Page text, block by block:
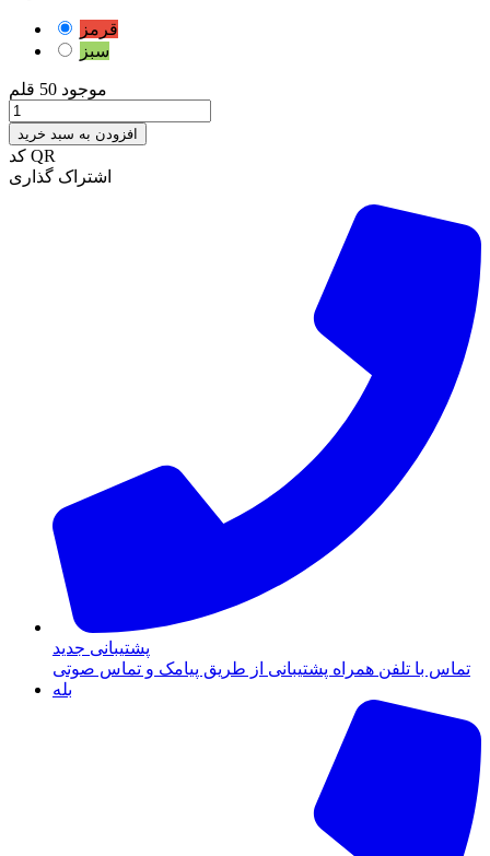
قرمز
سبز
موجود 50 قلم
افزودن به سبد خرید
کد QR
اشتراک گذاری
پشتیبانی جدید
تماس با تلفن همراه پشتیبانی از طریق پیامک و تماس صوتی
بله